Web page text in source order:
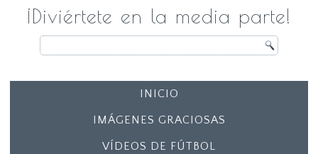
¡Diviértete en la media parte!
INICIO
IMÁGENES GRACIOSAS
VÍDEOS DE FÚTBOL